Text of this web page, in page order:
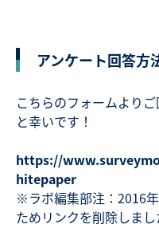
アンケート回答方
こちらのフォームより
と幸いです！
https://
hitepaper
※ラボ編集部注：2016
ためリンクを削除しまし